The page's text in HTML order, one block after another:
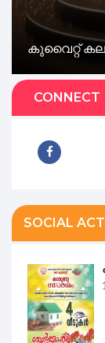
കുവൈറ്റ് കല
CONNECT
SOCIAL